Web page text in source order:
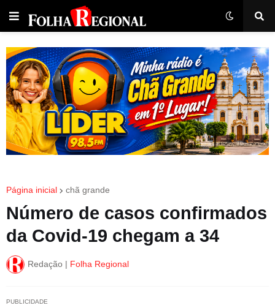
Página inicial chã grande
Número de casos confirmados
da Covid-19 chegam a 34
Redação | Folha Regional
PUBLICIDADE